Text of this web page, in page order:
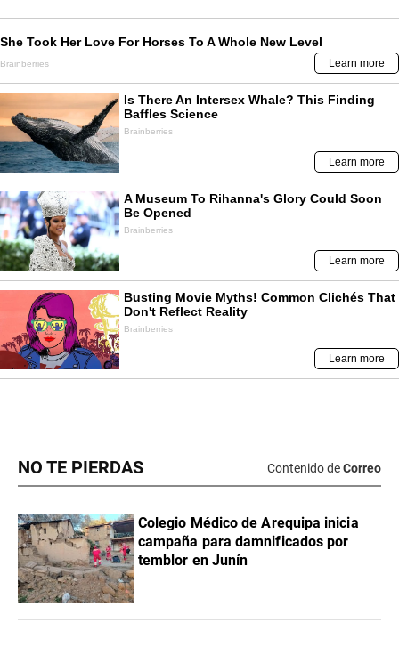
NO TE PIERDAS Contenido deCorreo
Colegio Médico de Arequipa inicia
campaña para damnificados por
temblor en Junín